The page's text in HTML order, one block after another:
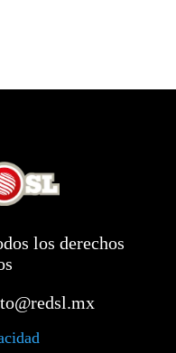
los derechos